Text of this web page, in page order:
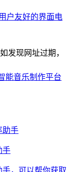
户友好的界面电
发现网址过期，
能音乐制作平台
手